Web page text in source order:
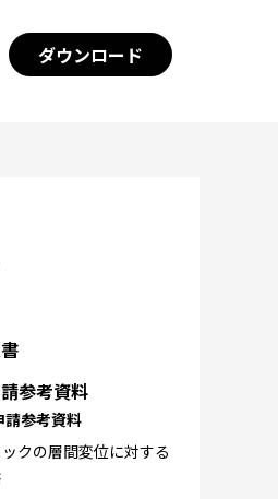
ダウンロード
参考資料
請参考資料
クの層間変位に対する